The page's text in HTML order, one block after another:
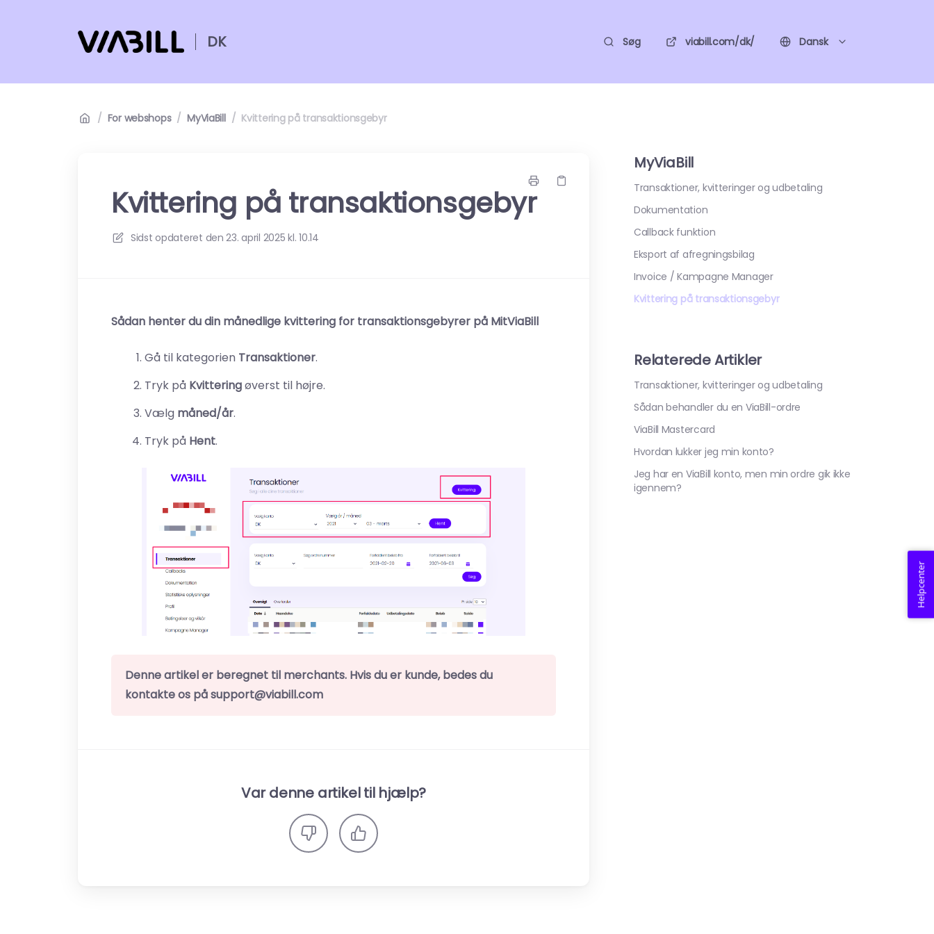
DK Søg viabill.com/dk/ Dansk
/ For webshops / MyViaBill / Kvittering på transaktionsgebyr
Kvittering på transaktionsgebyr
Sidst opdateret den 23. april 2025 kl. 10.14
Sådan henter du din månedlige kvittering for transaktionsgebyrer på MitViaBill
Gå til kategorien Transaktioner.
Tryk på Kvitteringøverst til højre.
Vælg måned/år.
Tryk på Hent.
Denne artikel er beregnet til merchants. Hvis du er kunde, bedes du
kontakte os på support@viabill.com
Var denne artikel til hjælp?
MyViaBill
Transaktioner, kvitteringer og udbetaling
Dokumentation
Callback funktion
Eksport af afregningsbilag
Invoice / Kampagne Manager
Kvittering på transaktionsgebyr
Relaterede Artikler
Transaktioner, kvitteringer og udbetaling
Sådan behandler du en ViaBill-ordre
ViaBill Mastercard
Hvordan lukker jeg min konto?
Jeg har en ViaBill konto, men min ordre gik ikke
igennem?
Helpcenter